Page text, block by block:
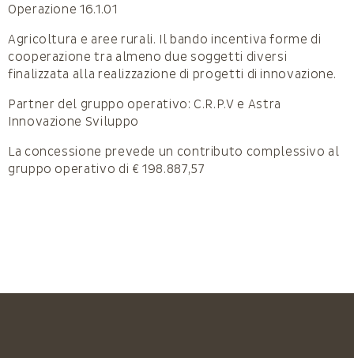
Operazione 16.1.01
Agricoltura e aree rurali. Il bando incentiva forme di
cooperazione tra almeno due soggetti diversi
finalizzata alla realizzazione di progetti di innovazione.
Partner del gruppo operativo: C.R.P.V e Astra
Innovazione Sviluppo
La concessione prevede un contributo complessivo al
gruppo operativo di € 198.887,57